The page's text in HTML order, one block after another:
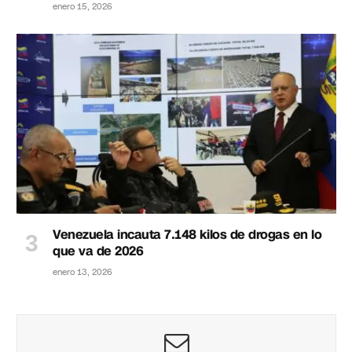
enero 15, 2026
Venezuela incauta 7.148 kilos de drogas en lo
que va de 2026
enero 13, 2026